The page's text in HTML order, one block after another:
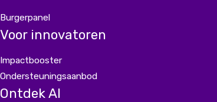
Burgerpanel
Voor innovatoren
Impactbooster
Ondersteuningsaanbod
Ontdek AI